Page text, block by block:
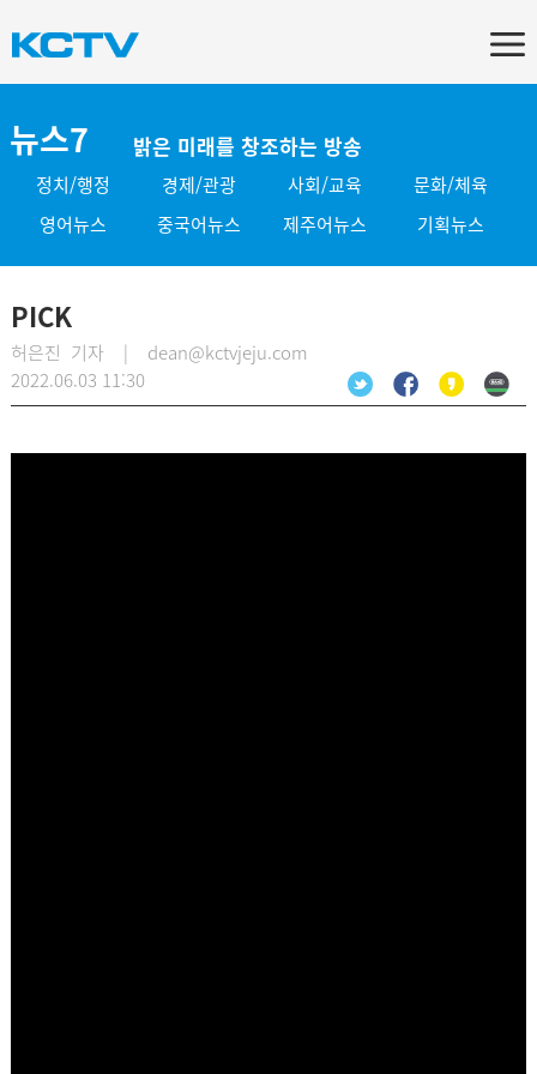
뉴스7 밝은 미래를 창조하는 방송
정치/행정 경제/관광 사회/교육
문화/체육
영어뉴스
중국어뉴스 제주어뉴스 기획뉴스
PICK
허은진 기자 | dean@kctvjeju.com
2022.06.03 11:30